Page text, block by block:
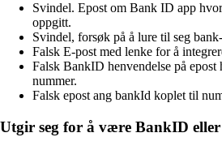
Svindel. Epost om Bank ID app
oppgitt.
Svindel, forsøk på å lure til seg
Falsk E-post med lenke for å
Falsk BankID henvendelse på epost
nummer.
Falsk epost ang bankId koplet til
Utgir seg for å være BankID